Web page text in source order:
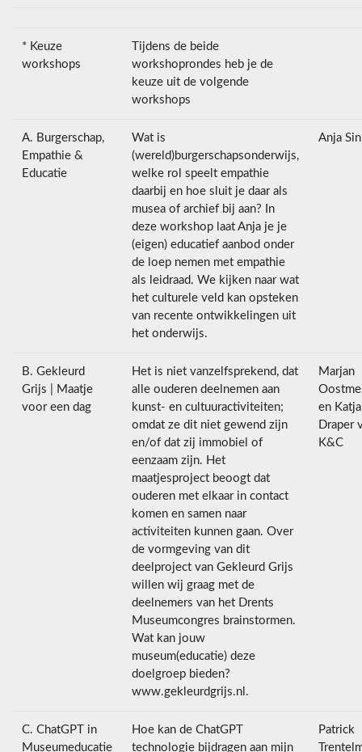
* Keuze
workshops
Tijdens de beide
workshoprondes heb je de
keuze uit de volgende
workshops
A. Burgerschap,
Empathie &
Educatie
Wat is
(wereld)burgerschapsonderwijs,
welke rol speelt empathie
daarbij en hoe sluit je daar als
musea of archief bij aan? In
deze workshop laat Anja je je
(eigen) educatief aanbod onder
de loep nemen met empathie
als leidraad. We kijken naar wat
het culturele veld kan opsteken
van recente ontwikkelingen uit
het onderwijs.
Anja
B. Gekleurd
Grijs | Maatje
voor een dag
Het is niet vanzelfsprekend, dat
alle ouderen deelnemen aan
kunst- en cultuuractiviteiten;
omdat ze dit niet gewend zijn
en/of dat zij immobiel of
eenzaam zijn. Het
maatjesproject beoogt dat
ouderen met elkaar in contact
komen en samen naar
activiteiten kunnen gaan. Over
de vormgeving van dit
deelproject van Gekleurd Grijs
willen wij graag met de
deelnemers van het Drents
Museumcongres brainstormen.
Wat kan jouw
museum(educatie) deze
doelgroep bieden?
www.gekleurdgrijs.nl.
Marjan
en Katja
Draper
K&C
C. ChatGPT in
Museumeducatie
Hoe kan de ChatGPT
technologie bijdragen aan mijn
Patrick